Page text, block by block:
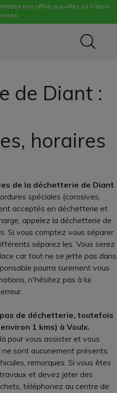
non affilié aux villes ou à leurs
de Diant :
horaires
de la déchetterie de Diant
spéciales (corosives,
acceptés en déchetterie et
appelez la déchetterie de
Si vous comptez vous séparer
séparez les. Vous serez
car tout ne se jette pas dans
pourra surement vous
n'hésitez pas à lui
de déchetterie, toutefois
1 kms) à Voulx.
pour vous assister et vous
sont aucunement présents
remorques. Si vous êtes
et devez jeter des
téléphonez au centre de